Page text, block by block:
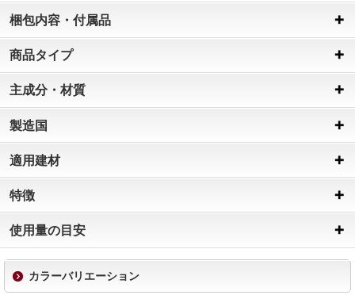
梱包内容・付属品
商品タイプ
主成分・材質
製造国
適用建材
特徴
使用量の目安
カラーバリエーション